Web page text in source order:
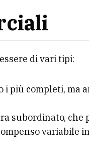
di vari tipi:
i più completi, ma
subordinato, che
variabile